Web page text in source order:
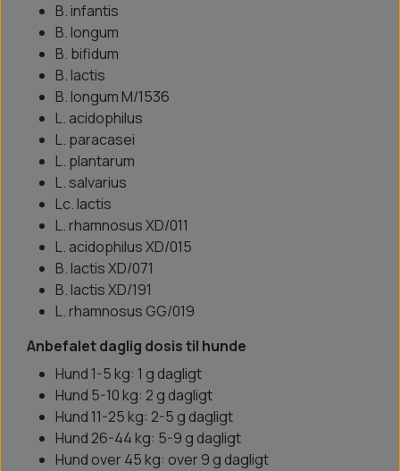
B. infantis
B. longum
B. bifidum
B. lactis
B. longum M/1536
L. acidophilus
L. paracasei
L. plantarum
L. salvarius
Lc. lactis
L. rhamnosus XD/011
L. acidophilus XD/015
B. lactis XD/071
B. lactis XD/191
L. rhamnosus GG/019
Anbefalet daglig dosis til hunde
Hund 1-5 kg: 1 g dagligt
Hund 5-10 kg: 2 g dagligt
Hund 11-25 kg: 2-5 g dagligt
Hund 26-44 kg: 5-9 g dagligt
Hund over 45 kg: over 9 g dagligt